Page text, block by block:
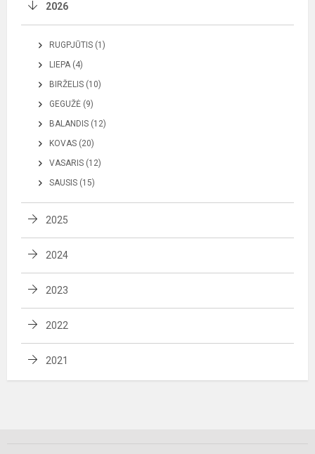
2026
RUGPJŪTIS (1)
LIEPA (4)
BIRŽELIS (10)
GEGUŽĖ (9)
BALANDIS (12)
KOVAS (20)
VASARIS (12)
SAUSIS (15)
2025
2024
2023
2022
2021